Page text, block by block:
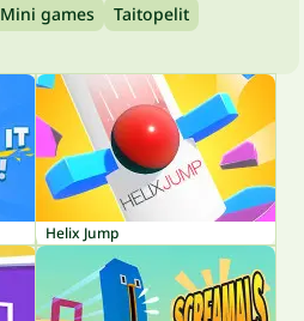
Mini games Taitopelit
Helix Jump